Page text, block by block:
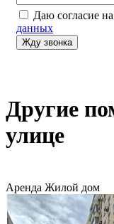
Даю согласие на
данных
Другие
улице
Аренда Жилой дом